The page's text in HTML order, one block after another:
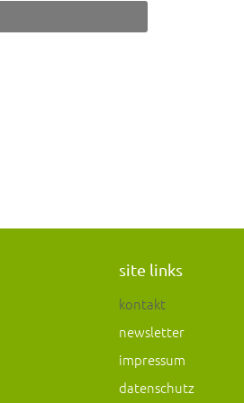
site links
kontakt
newsletter
impressum
datenschutz